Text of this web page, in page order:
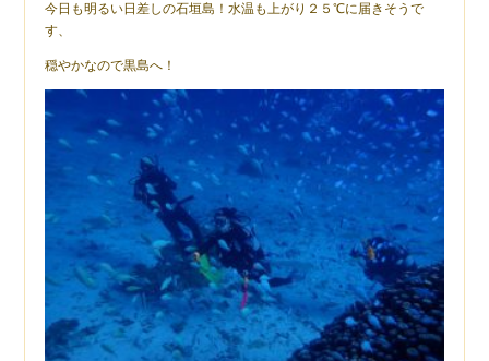
今日も明るい日差しの石垣島！水温も上がり２５℃に届きそうで
す、
穏やかなので黒島へ！